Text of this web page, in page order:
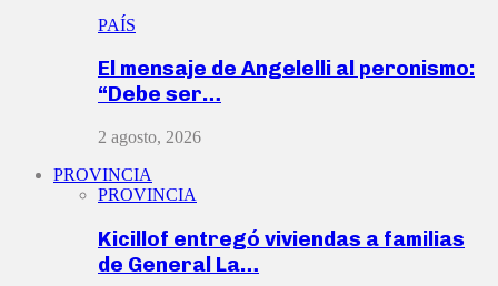
PAÍS
El mensaje de Angelelli al peronismo:
“Debe ser…
2 agosto, 2026
PROVINCIA
PROVINCIA
Kicillof entregó viviendas a familias
de General La…